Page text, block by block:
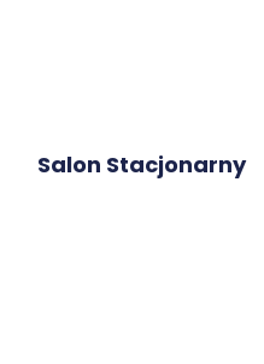
Salon Stacjonarny